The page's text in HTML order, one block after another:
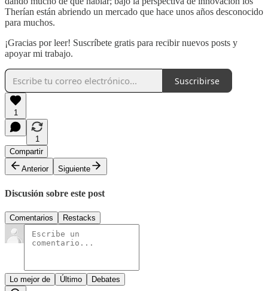
Therían están abriendo un mercado que hace unos años desconocido
para muchos.
¡Gracias por leer! Suscríbete gratis para recibir nuevos posts y
apoyar mi trabajo.
Suscribirse
1
1
Compartir
Anterior
Siguiente
Discusión sobre este post
Comentarios Restacks
Lo mejor de Último Debates